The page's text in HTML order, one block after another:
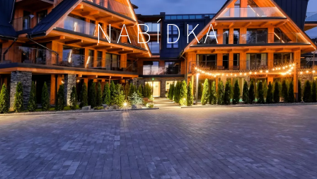
NABÍDKA